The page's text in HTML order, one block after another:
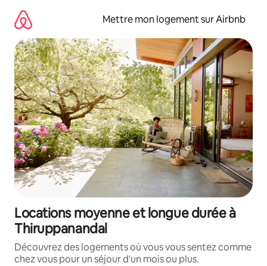
directement
contenu
Mettre mon logement sur Airbnb
Locations moyenne et longue durée à
Thiruppanandal
Découvrez des logements où vous vous sentez comme
chez vous pour un séjour d'un mois ou plus.